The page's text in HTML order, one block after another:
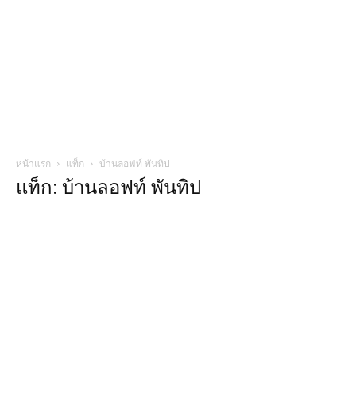
หน้าแรก แท็ก บ้านลอฟท์ พันทิป
แท็ก: บ้านลอฟท์ พันทิป